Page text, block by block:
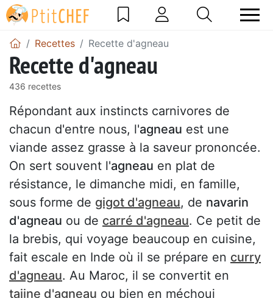
Recettes Recette d'agneau
Recette d'agneau
436 recettes
Répondant aux instincts carnivores de
chacun d'entre nous, l'agneau est une
viande assez grasse à la saveur prononcée.
On sert souvent l'agneau en plat de
résistance, le dimanche midi, en famille,
sous forme de gigot d'agneau, de navarin
d'agneau ou de carré d'agneau. Ce petit de
la brebis, qui voyage beaucoup en cuisine,
fait escale en Inde où il se prépare en curry
d'agneau. Au Maroc, il se convertit en
tajine d'agneau ou bien en méchoui